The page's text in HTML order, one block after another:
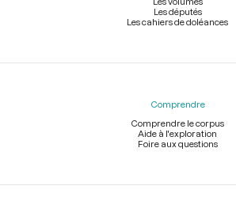
Les députés
Les cahiers de doléances
Comprendre
Comprendre le corpus
Aide à l'exploration
Foire aux questions